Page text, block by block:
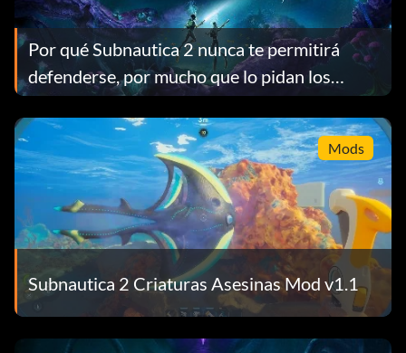
Por qué Subnautica 2 nunca te permitirá
defenderse, por mucho que lo pidan los
jugadores
Mods
Subnautica 2 Criaturas Asesinas Mod v1.1